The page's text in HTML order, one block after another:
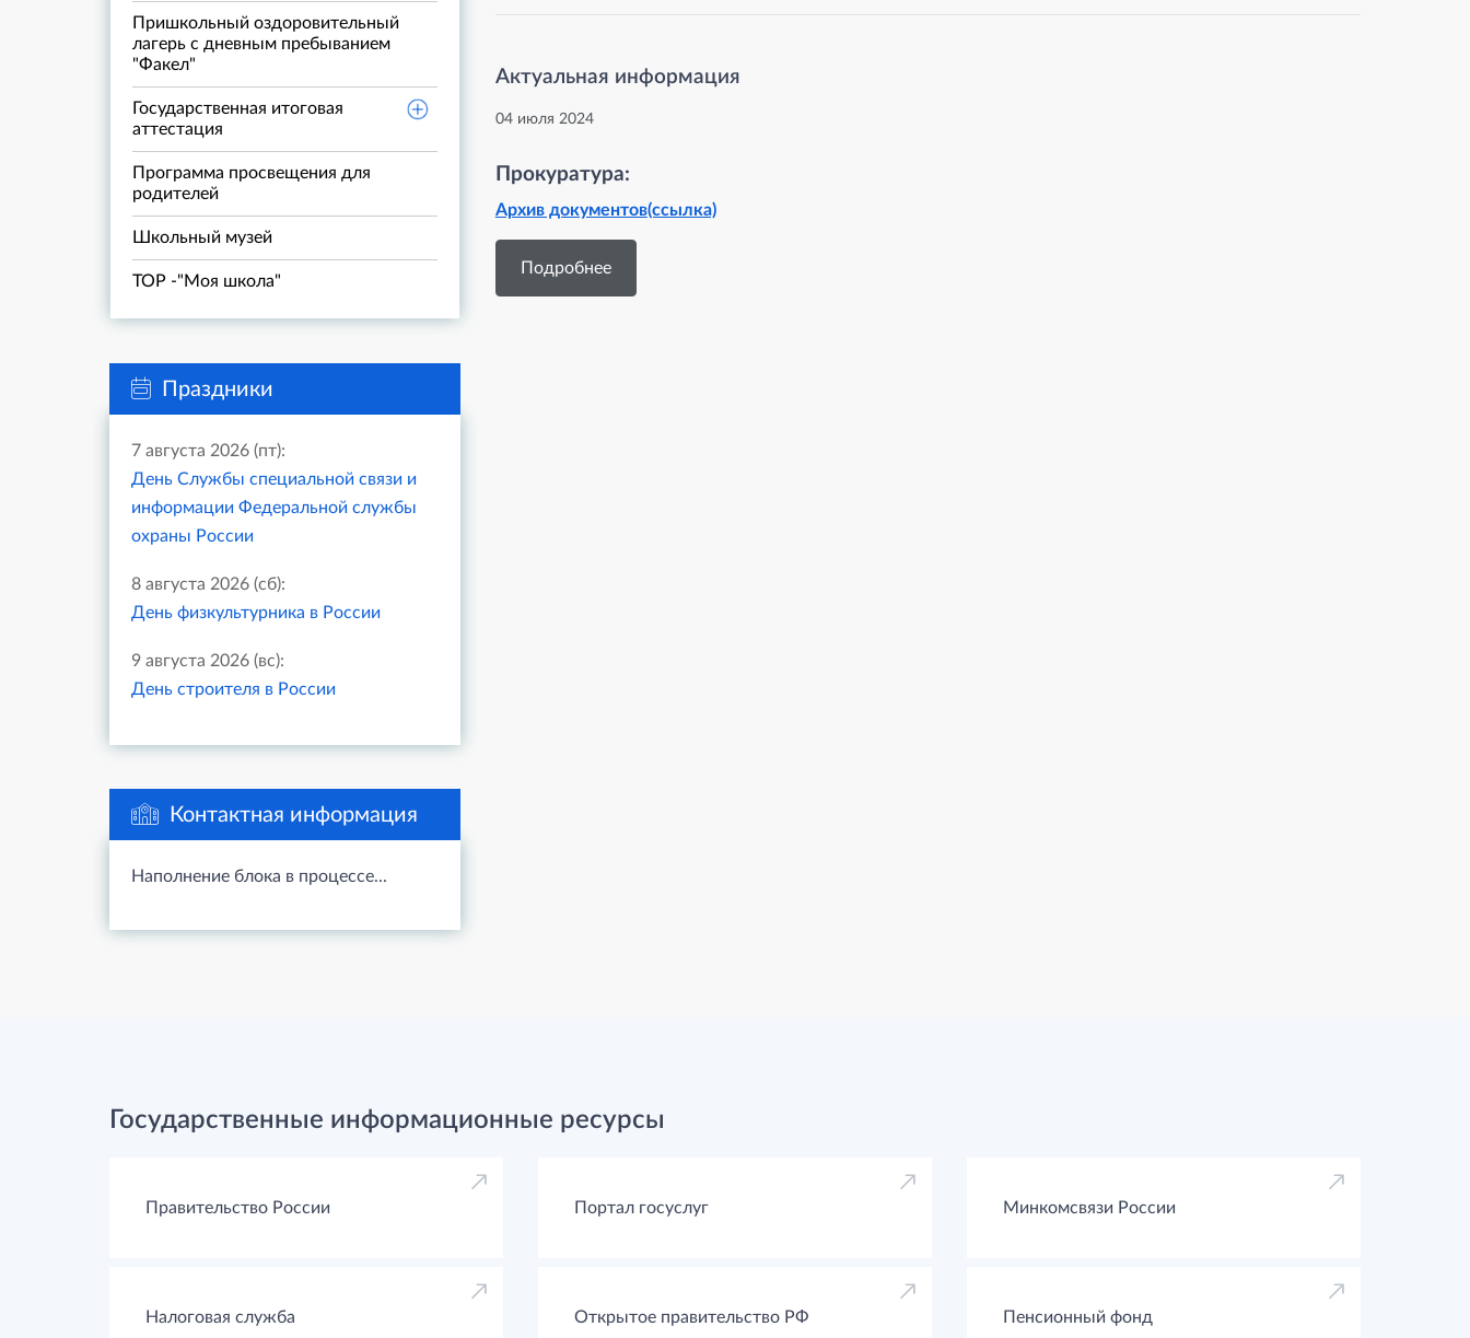
Пришкольный оздоровительный
лагерь с дневным пребыванием
"Факел"
Государственная итоговая
аттестация
Программа просвещения для
родителей
Школьный музей
ТОР -"Моя школа"
Праздники
7 августа 2026 (пт):
День Службы специальной связи и
информации Федеральной службы
охраны России
8 августа 2026 (сб):
День физкультурника в России
9 августа 2026 (вс):
День строителя в России
Контактная информация
Наполнение блока в процессе...
Актуальная информация
04 июля 2024
Прокуратура:
Архив документов(ссылка)
Подробнее
Государственные информационные ресурсы
Правительство России Портал госуслуг Минкомсвязи России
Налоговая служба Открытое правительство РФ Пенсионный фонд